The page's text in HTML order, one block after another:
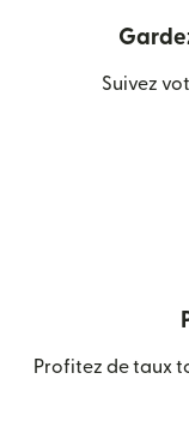
Suivez
Profitez de taux